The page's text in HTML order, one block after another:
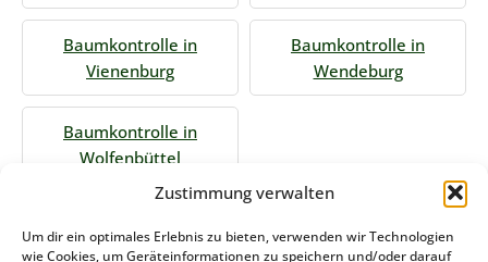
Zustimmung verwalten
Um dir ein optimales Erlebnis zu bieten, verwenden wir Technologien
wie Cookies, um Geräteinformationen zu speichern und/oder darauf
Baumkontrolle in
Vienenburg
Baumkontrolle in
Wendeburg
Baumkontrolle in
Wolfenbüttel
Jetzt Anfrage stellen